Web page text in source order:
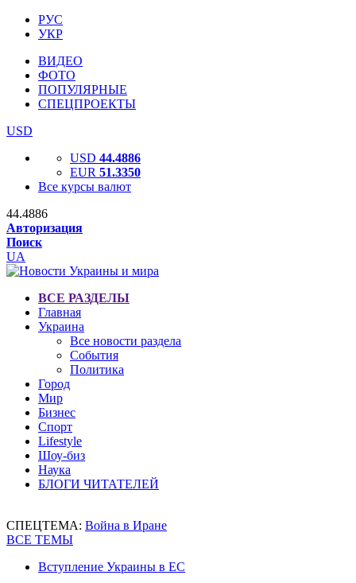
РУС
УКР
ВИДЕО
ФОТО
ПОПУЛЯРНЫЕ
СПЕЦПРОЕКТЫ
USD
USD 44.4886
EUR 51.3350
Все курсы валют
44.4886
Авторизация
Поиск
UA
ВСЕ РАЗДЕЛЫ
Главная
Украина
Все новости раздела
События
Политика
Город
Мир
Бизнес
Спорт
Lifestyle
Шоу-биз
Наука
БЛОГИ ЧИТАТЕЛЕЙ
СПЕЦТЕМА: Война в Иране
ВСЕ ТЕМЫ
Вступление Украины в ЕС